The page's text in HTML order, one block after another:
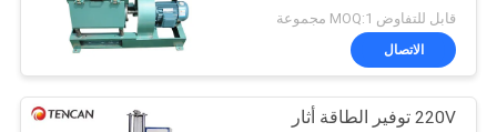
BLOG
اطلبمطحنة الكرة المقلوبة
81
وسترة المياه
قابل للتفاوض MOQ:1 مجموعة
الاتصال
220V توفير الطاقة أثار